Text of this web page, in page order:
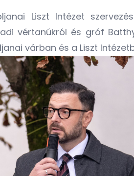
Liszt Intézet
vértanúkról és gróf
várban és a Liszt